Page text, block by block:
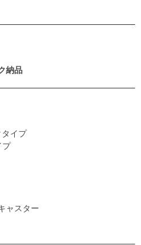
納品
タイプ
プ
ャスター